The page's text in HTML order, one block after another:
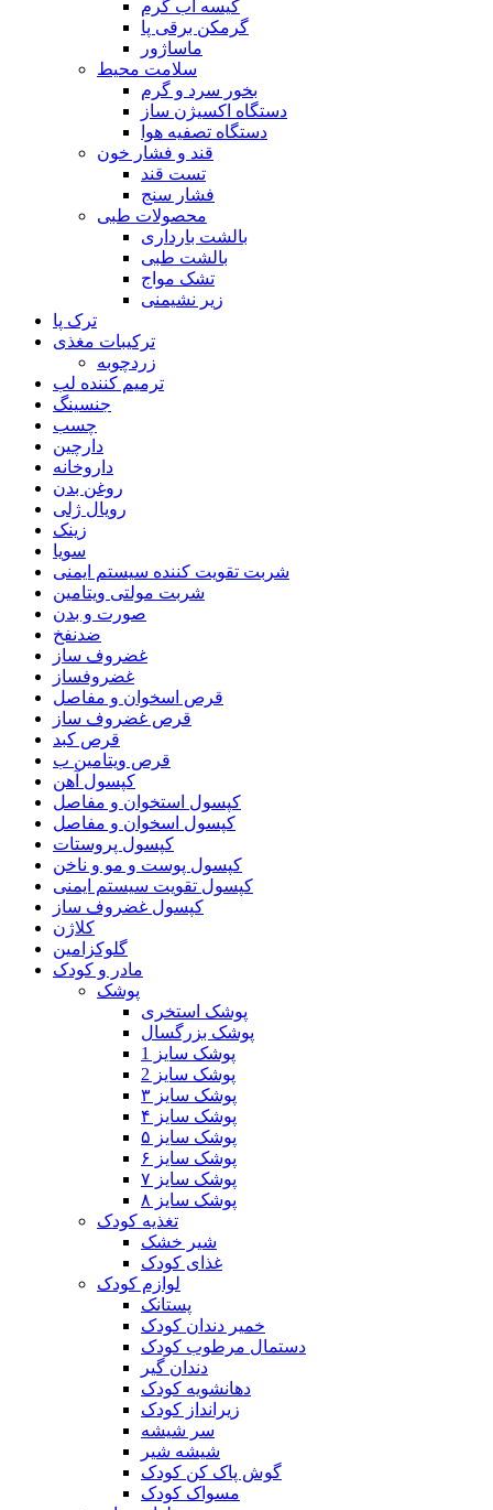
کیسه آب گرم
گرمکن برقی پا
ماساژور
سلامت محیط
بخور سرد و گرم
دستگاه اکسیژن ساز
دستگاه تصفیه هوا
قند و فشار خون
تست قند
فشار سنج
محصولات طبی
بالشت بارداری
بالشت طبی
تشک مواج
زیر نشیمنی
ترک پا
ترکیبات مغذی
زردچوبه
ترمیم کننده لب
جنسینگ
چسب
دارچین
داروخانه
روغن بدن
رویال ژلی
زینک
سویا
شربت تقویت کننده سیستم ایمنی
شربت مولتی ویتامین
صورت و بدن
ضدنفخ
غضروف ساز
غضروفساز
قرص اسخوان و مفاصل
قرص غضروف ساز
قرص کبد
قرص ویتامین ب
کپسول آهن
کپسول استخوان و مفاصل
کپسول اسخوان و مفاصل
کپسول پروستات
کپسول پوست و مو و ناخن
کپسول تقویت سیستم ایمنی
کپسول غضروف ساز
کلاژن
گلوکزامین
مادر و کودک
پوشک
پوشک استخری
پوشک بزرگسال
پوشک سایز 1
پوشک سایز 2
پوشک سایز ۳
پوشک سایز ۴
پوشک سایز ۵
پوشک سایز ۶
پوشک سایز ۷
پوشک سایز ۸
تغذیه کودک
شیر خشک
غذای کودک
لوازم کودک
پستانک
خمیر دندان کودک
دستمال مرطوب کودک
دندان گیر
دهانشویه کودک
زیرانداز کودک
سر شیشه
شیشه شیر
گوش پاک کن کودک
مسواک کودک